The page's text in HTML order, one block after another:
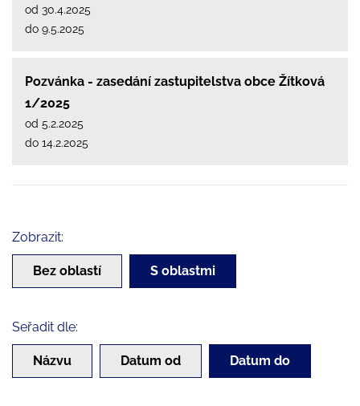
od 30.4.2025
do 9.5.2025
Pozvánka - zasedání zastupitelstva obce Žítková
1/2025
od 5.2.2025
do 14.2.2025
Zobrazit:
Bez oblastí S oblastmi
Seřadit dle:
Názvu Datum od Datum do